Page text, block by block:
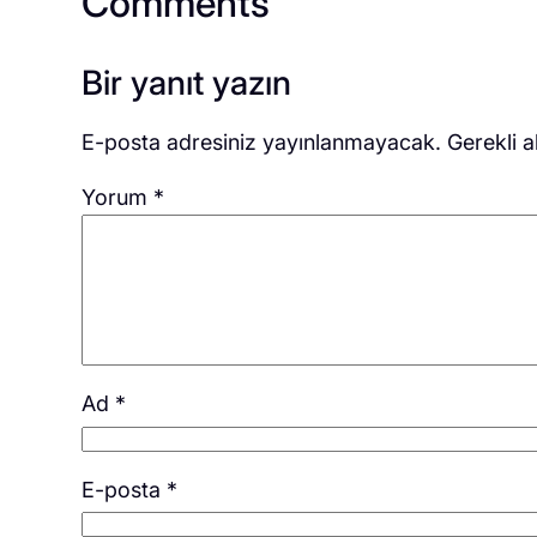
Bir yanıt yazın
E-posta adresiniz yayınlanmayacak. Gerekli
Yorum *
Ad *
E-posta *